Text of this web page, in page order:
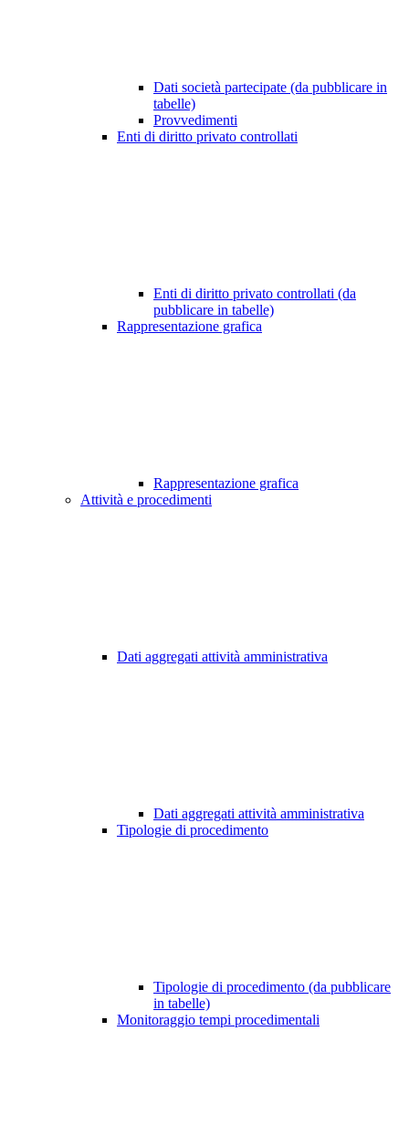
Dati società partecipate (da pubblicare in
tabelle)
Provvedimenti
Enti di diritto privato controllati
Enti di diritto privato controllati (da
pubblicare in tabelle)
Rappresentazione grafica
Rappresentazione grafica
Attività e procedimenti
Dati aggregati attività amministrativa
Dati aggregati attività amministrativa
Tipologie di procedimento
Tipologie di procedimento (da pubblicare
in tabelle)
Monitoraggio tempi procedimentali